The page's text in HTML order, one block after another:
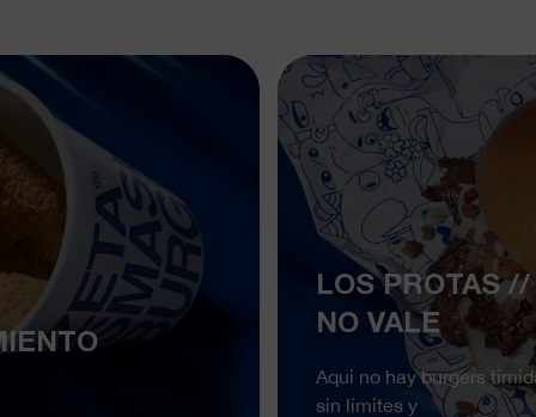
LOS PROTAS
NO VALE
Aqui no hay burgers
sin límites y